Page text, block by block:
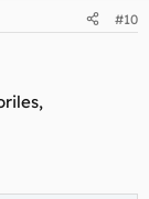
#10